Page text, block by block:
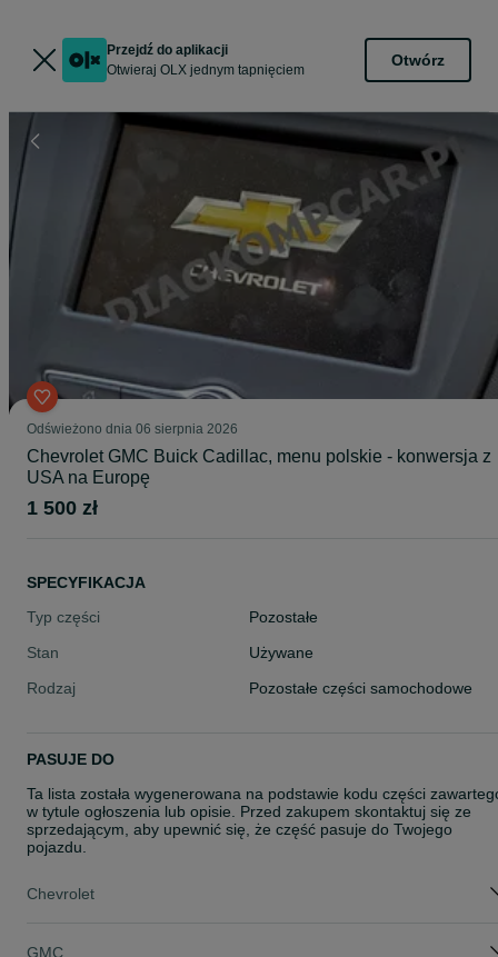
Przejdź do aplikacji
Otwieraj OLX jednym tapnięciem
Otwórz
Odświeżono dnia 06 sierpnia 2026
Chevrolet GMC Buick Cadillac, menu polskie - konwersja z
USA na Europę
1 500 zł
SPECYFIKACJA
Typ części
Pozostałe
Stan
Używane
Rodzaj
Pozostałe części samochodowe
PASUJE DO
Ta lista została wygenerowana na podstawie kodu części
w tytule ogłoszenia lub opisie. Przed zakupem skontaktuj się ze
sprzedającym, aby upewnić się, że część pasuje do Twojego
pojazdu.
Chevrolet
GMC